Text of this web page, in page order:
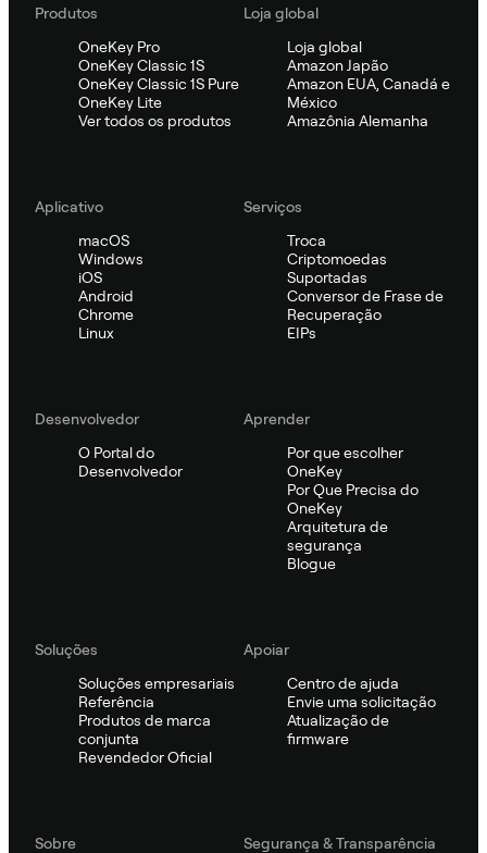
Produtos
OneKey Pro
OneKey Classic 1S
OneKey Classic 1S Pure
OneKey Lite
Ver todos os produtos
Loja global
Loja global
Amazon Japão
Amazon EUA, Canadá e
México
Amazônia Alemanha
Aplicativo
macOS
Windows
iOS
Android
Chrome
Linux
Serviços
Troca
Criptomoedas
Suportadas
Conversor de Frase de
Recuperação
EIPs
Desenvolvedor
O Portal do
Desenvolvedor
Aprender
Por que escolher
OneKey
Por Que Precisa do
OneKey
Arquitetura de
segurança
Blogue
Soluções
Soluções empresariais
Referência
Produtos de marca
conjunta
Revendedor Oficial
Apoiar
Centro de ajuda
Envie uma solicitação
Atualização de
firmware
Sobre
Segurança & Transparência